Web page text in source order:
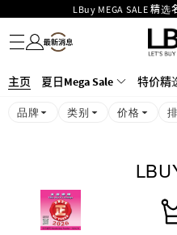
LBuy MEGA SALE 精
Goyard Hobo / Hobo Mini人
LBuy呈献 - Hermès 及
426
MOKO 1楼175号铺旗舰店特
购物满
名牌服饰
潮流服饰
童装
护肤美妆
香水香薰
个人护理
母婴护理
游戏及精品玩具
文仪用品
家居生活
电子产品
美食
医药保健
运动与户外用品
主页 夏日Mega Sale 特价精
品牌 类别 价格